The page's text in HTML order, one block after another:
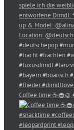
Coffee time ☕️🧁🥮